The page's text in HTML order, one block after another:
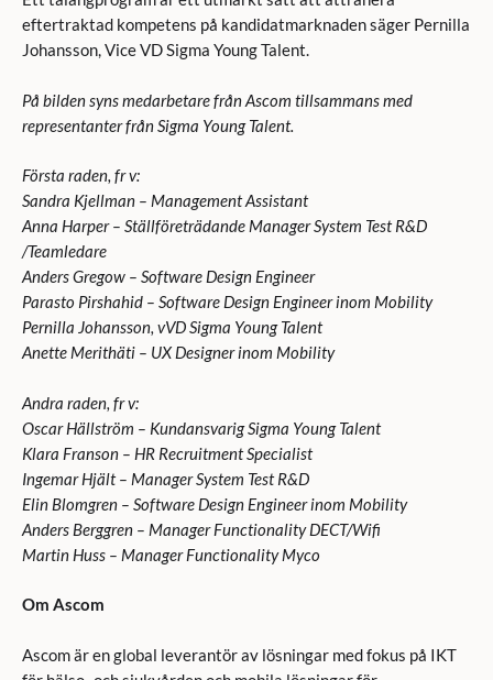
eftertraktad kompetens på kandidatmarknaden säger Pernilla
Johansson, Vice VD Sigma Young Talent.
På bilden syns medarbetare från Ascom tillsammans med
representanter från Sigma Young Talent.
Första raden, fr v:
Sandra Kjellman – Management Assistant
Anna Harper – Ställföreträdande Manager System Test R&D
/Teamledare
Anders Gregow – Software Design Engineer
Parasto Pirshahid – Software Design Engineer inom Mobility
Pernilla Johansson, vVD Sigma Young Talent
Anette Merithäti – UX Designer inom Mobility
Andra raden, fr v:
Oscar Hällström – Kundansvarig Sigma Young Talent
Klara Franson – HR Recruitment Specialist
Ingemar Hjält – Manager System Test R&D
Elin Blomgren – Software Design Engineer inom Mobility
Anders Berggren – Manager Functionality DECT/Wifi
Martin Huss – Manager Functionality Myco
Om Ascom
Ascom är en global leverantör av lösningar med fokus på IKT